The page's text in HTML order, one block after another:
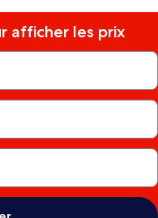
afficher les prix